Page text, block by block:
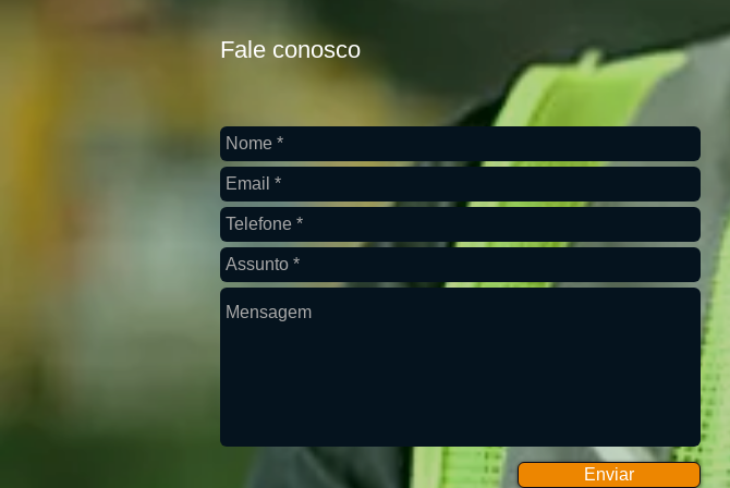
Fale conosco
Enviar